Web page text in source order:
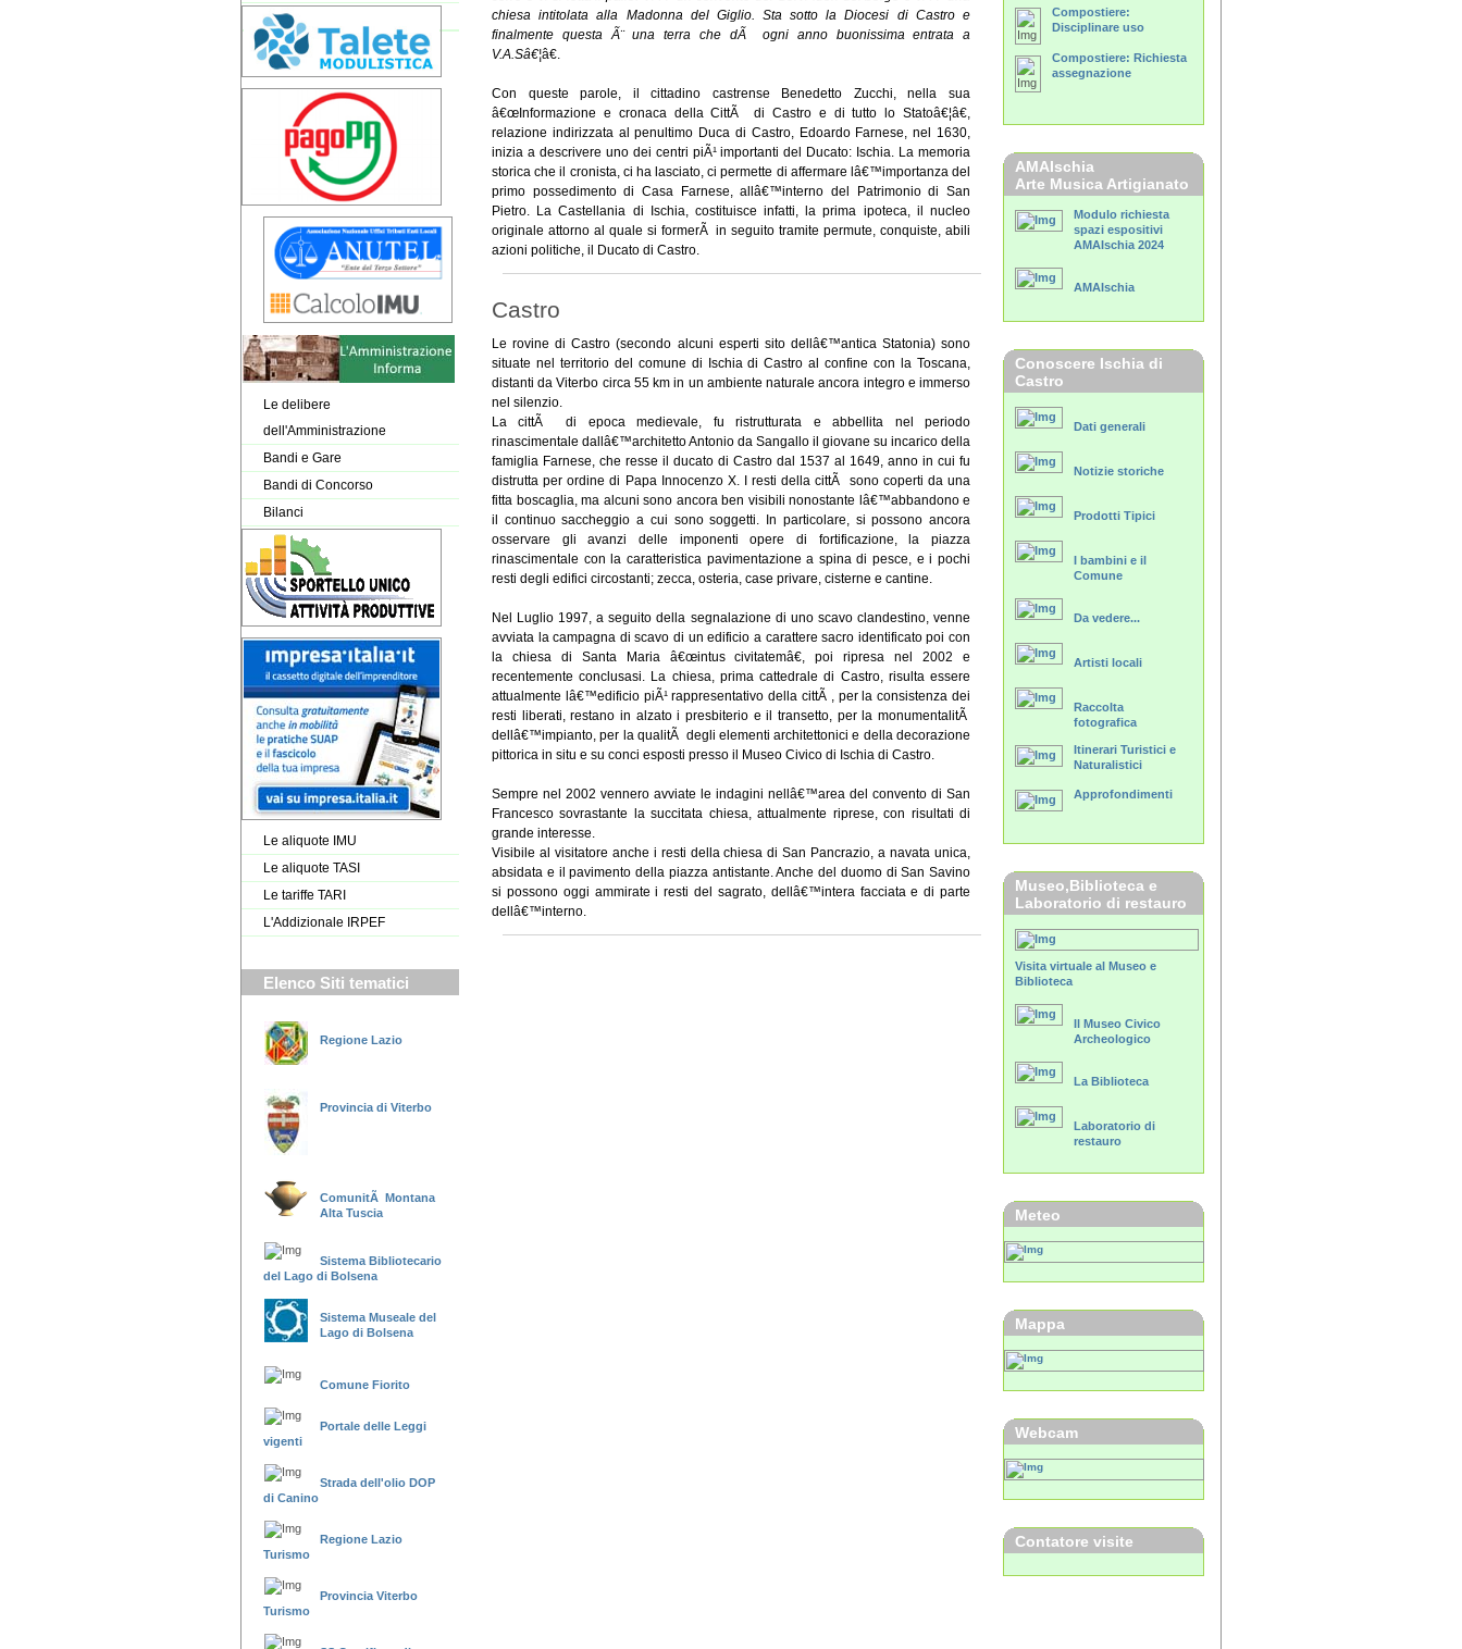
Le delibere
dell'Amministrazione
Bandi e Gare
Bandi di Concorso
Bilanci
Le aliquote IMU
Le aliquote TASI
Le tariffe TARI
L'Addizionale IRPEF
Elenco Siti tematici
Regione Lazio
Provincia di Viterbo
ComunitÃ Montana
Alta Tuscia
Sistema Bibliotecario
del Lago di Bolsena
Sistema Museale del
Lago di Bolsena
Comune Fiorito
Portale delle Leggi
vigenti
Strada dell'olio DOP
di Canino
Regione Lazio
Turismo
Provincia Viterbo
Turismo
chiesa intitolata alla Madonna del Giglio. Sta sotto la Diocesi di Castro e
finalmente questa Ã¨ una terra che dÃ ogni anno buonissima entrata a
V.A.Sâ€¦â€.
Con queste parole, il cittadino castrense Benedetto Zucchi, nella sua
â€œInformazione e cronaca della CittÃ di Castro e di tutto lo Statoâ€¦â€,
relazione indirizzata al penultimo Duca di Castro, Edoardo Farnese, nel 1630,
inizia a descrivere uno dei centri piÃ¹ importanti del Ducato: Ischia. La memoria
storica che il cronista, ci ha lasciato, ci permette di affermare lâ€™importanza del
primo possedimento di Casa Farnese, allâ€™interno del Patrimonio di San
Pietro. La Castellania di Ischia, costituisce infatti, la prima ipoteca, il nucleo
originale attorno al quale si formerÃ in seguito tramite permute, conquiste, abili
azioni politiche, il Ducato di Castro.
Castro
Le rovine di Castro (secondo alcuni esperti sito dellâ€™antica Statonia) sono
situate nel territorio del comune di Ischia di Castro al confine con la Toscana,
distanti da Viterbo circa 55 km in un ambiente naturale ancora integro e immerso
nel silenzio.
La cittÃ di epoca medievale, fu ristrutturata e abbellita nel periodo
rinascimentale dallâ€™architetto Antonio da Sangallo il giovane su incarico della
famiglia Farnese, che resse il ducato di Castro dal 1537 al 1649, anno in cui fu
distrutta per ordine di Papa Innocenzo X. I resti della cittÃ sono coperti da una
fitta boscaglia, ma alcuni sono ancora ben visibili nonostante lâ€™abbandono e
il continuo saccheggio a cui sono soggetti. In particolare, si possono ancora
osservare gli avanzi delle imponenti opere di fortificazione, la piazza
rinascimentale con la caratteristica pavimentazione a spina di pesce, e i pochi
resti degli edifici circostanti; zecca, osteria, case privare, cisterne e cantine.
Nel Luglio 1997, a seguito della segnalazione di uno scavo clandestino, venne
avviata la campagna di scavo di un edificio a carattere sacro identificato poi con
la chiesa di Santa Maria â€œintus civitatemâ€, poi ripresa nel 2002 e
recentemente conclusasi. La chiesa, prima cattedrale di Castro, risulta essere
attualmente lâ€™edificio piÃ¹ rappresentativo della cittÃ , per la consistenza dei
resti liberati, restano in alzato i presbiterio e il transetto, per la monumentalitÃ
dellâ€™impianto, per la qualitÃ degli elementi architettonici e della decorazione
pittorica in situ e su conci esposti presso il Museo Civico di Ischia di Castro.
Sempre nel 2002 vennero avviate le indagini nellâ€™area del convento di San
Francesco sovrastante la succitata chiesa, attualmente riprese, con risultati di
grande interesse.
Visibile al visitatore anche i resti della chiesa di San Pancrazio, a navata unica,
absidata e il pavimento della piazza antistante. Anche del duomo di San Savino
si possono oggi ammirate i resti del sagrato, dellâ€™intera facciata e di parte
dellâ€™interno.
Compostiere:
Disciplinare uso
Compostiere: Richiesta
assegnazione
AMAIschia
Arte Musica Artigianato
Modulo richiesta
spazi espositivi
AMAIschia 2024
AMAIschia
Conoscere Ischia di
Castro
Dati generali
Notizie storiche
Prodotti Tipici
I bambini e il
Comune
Da vedere...
Artisti locali
Raccolta
fotografica
Itinerari Turistici e
Naturalistici
Approfondimenti
Museo,Biblioteca e
Laboratorio di restauro
Visita virtuale al Museo e
Biblioteca
Il Museo Civico
Archeologico
La Biblioteca
Laboratorio di
restauro
Meteo
Mappa
Webcam
Contatore visite